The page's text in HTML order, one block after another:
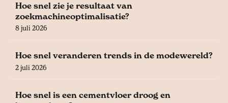
Hoe snel zie je resultaat van
zoekmachineoptimalisatie?
8 juli 2026
Hoe snel veranderen trends in de modewereld?
2 juli 2026
Hoe snel is een cementvloer droog en